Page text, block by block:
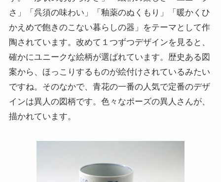
さ」「呉須の味わい」「釉薬のぬくもり」「暖かくひ
かえめで飽きのこない暮らしの器」をテーマとして作
陶されています。改めて１つずつデザインを見ると、
確かにユニークな絵柄が選ばれています。歴史ある図
案から、ほっこりするものが絵付けされているみたい
ですね。そのなかで、青花の一番の人気で定番のデザ
インは異人の図柄です。色々なポーズの異人さんが、
描かれています。